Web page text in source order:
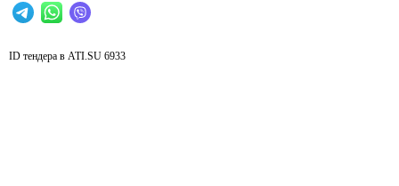
ID тендера в ATI.SU 6933